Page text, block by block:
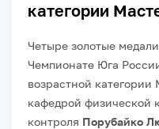
категории
Четыре золотые
Чемпионате Юга
возрастной
кафедрой физической
контроля Порубайко